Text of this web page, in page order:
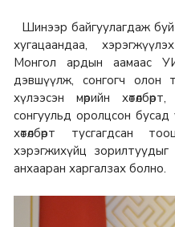
Шинээр байгуулагдаж
хугацаандаа,
Монгол ардын аамаас
дэвшүүлж, сонгогч олон
хүлээсэн мөрийн
сонгуульд оролцсон бусад
хөтөлбөрт тусгагдсан
хэрэгжихүйц
анхааран харгалзах болно.